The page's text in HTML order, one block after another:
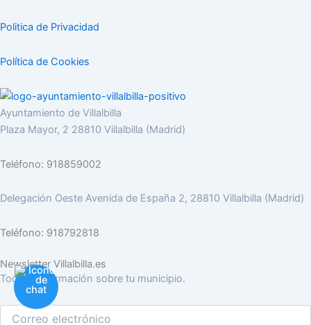
Politica de Privacidad
Política de Cookies
Ayuntamiento de Villalbilla
Plaza Mayor, 2 28810 Villalbilla (Madrid)
Teléfono: 918859002
Delegación Oeste Avenida de España 2, 28810 Villalbilla (Madrid)
Teléfono: 918792818
Newsletter Villalbilla.es
Toda la información sobre tu municipio.